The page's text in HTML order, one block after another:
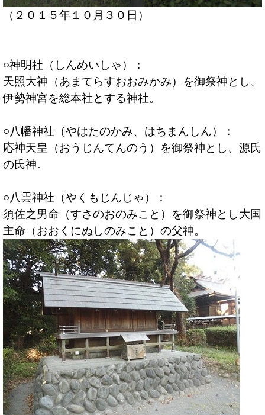
（２０１５年１０月３０日）
○神明社（しんめいしゃ）：
天照大神（あまてらすおおみかみ）を御祭神とし、
伊勢神宮を総本社とする神社。
○八幡神社（やはたのかみ、はちまんしん）：
応神天皇（おうじんてんのう）を御祭神とし、源氏
の氏神。
○八雲神社（やくもじんじゃ）：
須佐之男命（すさのおのみこと）を御祭神とし大国
主命（おおくにぬしのみこと）の父神。